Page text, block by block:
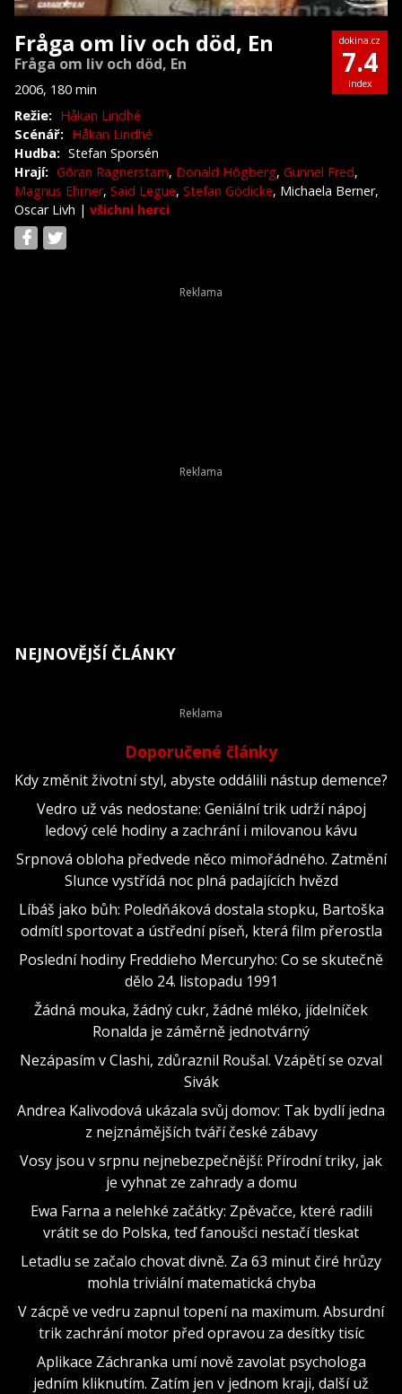
Fråga om liv och död, En
Fråga om liv och död, En
2006, 180 min
dokina.cz
7.4
index
Režie: Håkan Lindhé
Scénář: Håkan Lindhé
Hudba: Stefan Sporsén
Hrají: Göran Ragnerstam, Donald Högberg, Gunnel Fred,
Magnus Ehrner, Said Legue, Stefan Gödicke, Michaela Berner,
Oscar Livh | všichni herci
NEJNOVĚJŠÍ ČLÁNKY
Doporučené články
Kdy změnit životní styl, abyste oddálili nástup demence?
Vedro už vás nedostane: Geniální trik udrží nápoj
ledový celé hodiny a zachrání i milovanou kávu
Srpnová obloha předvede něco mimořádného. Zatmění
Slunce vystřídá noc plná padajících hvězd
Líbáš jako bůh: Poledňáková dostala stopku, Bartoška
odmítl sportovat a ústřední píseň, která film přerostla
Poslední hodiny Freddieho Mercuryho: Co se skutečně
dělo 24. listopadu 1991
Žádná mouka, žádný cukr, žádné mléko, jídelníček
Ronalda je záměrně jednotvárný
Nezápasím v Clashi, zdůraznil Roušal. Vzápětí se ozval
Sivák
Andrea Kalivodová ukázala svůj domov: Tak bydlí jedna
z nejznámějších tváří české zábavy
Vosy jsou v srpnu nejnebezpečnější: Přírodní triky, jak
je vyhnat ze zahrady a domu
Ewa Farna a nelehké začátky: Zpěvačce, které radili
vrátit se do Polska, teď fanoušci nestačí tleskat
Letadlu se začalo chovat divně. Za 63 minut čiré hrůzy
mohla triviální matematická chyba
V zácpě ve vedru zapnul topení na maximum. Absurdní
trik zachrání motor před opravou za desítky tisíc
Aplikace Záchranka umí nově zavolat psychologa
jedním kliknutím. Zatím jen v jednom kraji, další už